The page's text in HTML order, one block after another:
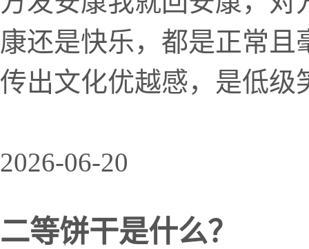
康还是快乐，都是正常
传出文化优越感，是低级
2026-06-20
二等饼干是什么？